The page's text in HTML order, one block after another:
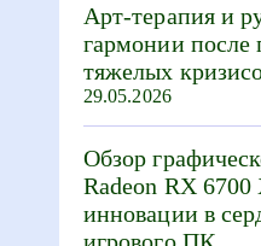
Арт-терапия и
гармонии после
тяжелых
29.05.2026
Обзор
Radeon RX
инновации в
игрового ПК